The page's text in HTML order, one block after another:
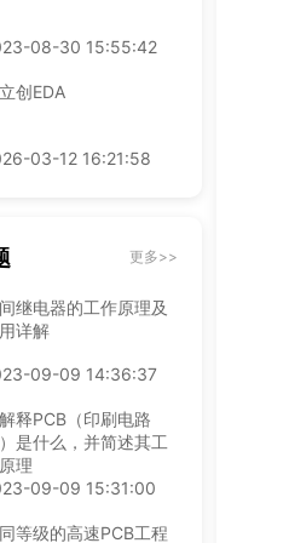
08-30 15:55:42
创EDA
03-12 16:21:58
更多>>
继电器的工作原理及
详解
09-09 14:36:37
释PCB（印刷电路
是什么，并简述其工
理
09-09 15:31:00
等级的高速PCB工程